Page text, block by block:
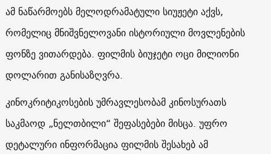
ამ ნაწარმოებს მელოდრამატული სიუჟეტი აქვს,
რომელიც მნიშვნელოვანი ისტორიული მოვლენების
ფონზე ვითარდება. ფილმის ბიუჯეტი ოცი მილიონი
დოლარით განისაზღვრა.
კინოკრიტიკოსების უმრავლესობამ კინოსურათს
საკმაოდ „ნელთბილი“ შეფასებები მისცა. უფრო
დეტალური ინფორმაცია ფილმის შესახებ ამ